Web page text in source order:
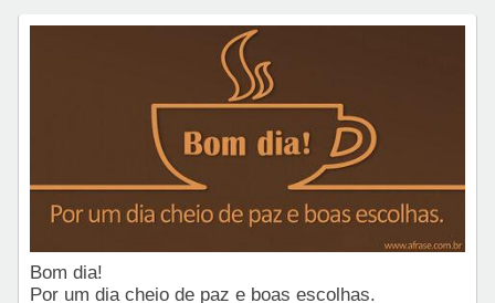
Bom dia!
Por um dia cheio de paz e boas escolhas.